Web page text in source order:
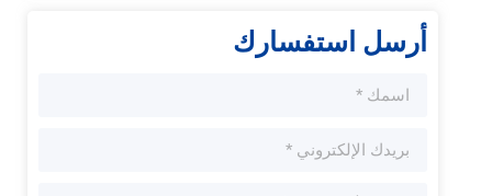
أرسل استفسارك